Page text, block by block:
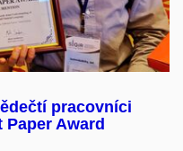
pracovníci
Award